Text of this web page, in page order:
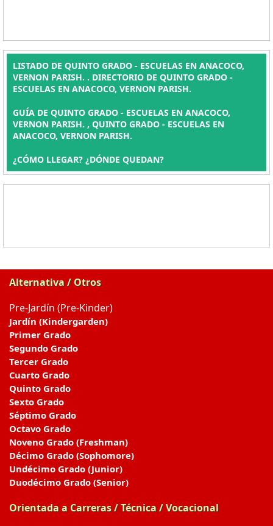
LISTADO DE QUINTO GRADO - ESCUELAS EN ANACOCO,
VERNON PARISH. . DIRECTORIO DE QUINTO GRADO -
ESCUELAS EN ANACOCO, VERNON PARISH.
GUÍA DE QUINTO GRADO - ESCUELAS EN ANACOCO,
VERNON PARISH. , QUINTO GRADO - ESCUELAS EN
ANACOCO, VERNON PARISH.
¿CÓMO LLEGAR? ¿DÓNDE QUEDAN?
Alternativa / Otros
Pre-Jardín (Pre-Kinder)
Jardín (Kindergarden)
Primer Grado
Segundo Grado
Tercer Grado
Cuarto Grado
Quinto Grado
Sexto Grado
Séptimo Grado
Octavo Grado
Noveno Grado (Freshman)
Décimo Grado (Sophomore)
Undécimo Grado (Junior)
Duodécimo Grado (Senior)
Orientada a Carreras / Técnica / Vocacional